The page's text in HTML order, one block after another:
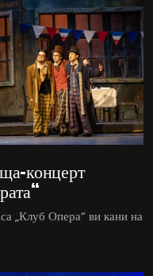
концерт
„Клуб Опера“ ви кани на